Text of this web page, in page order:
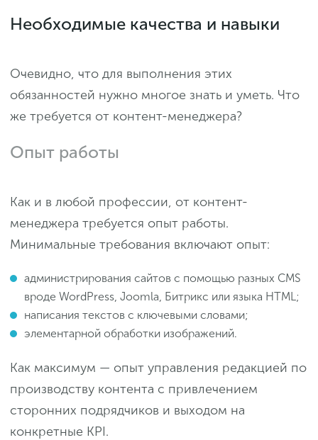
Необходимые качества и навыки
Очевидно, что для выполнения этих
обязанностей нужно многое знать и уметь. Что
же требуется от контент-менеджера?
Опыт работы
Как и в любой профессии, от контент-
менеджера требуется опыт работы.
Минимальные требования включают опыт:
администрирования сайтов с помощью разных CMS
вроде WordPress, Joomla, Битрикс или языка HTML;
написания текстов с ключевыми словами;
элементарной обработки изображений.
Как максимум — опыт управления редакцией по
производству контента с привлечением
сторонних подрядчиков и выходом на
конкретные KPI.